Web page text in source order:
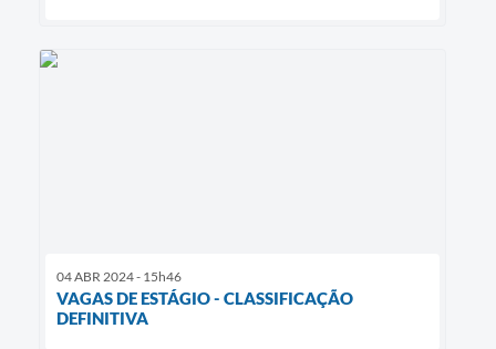
04 ABR 2024 - 15h46
VAGAS DE ESTÁGIO - CLASSIFICAÇÃO
DEFINITIVA